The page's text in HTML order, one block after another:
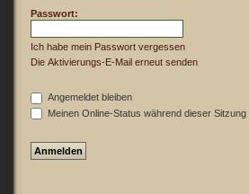
Passwort:
Ich habe mein Passwort vergessen
Die Aktivierungs-E-Mail erneut senden
Angemeldet bleiben
Meinen Online-Status während dieser